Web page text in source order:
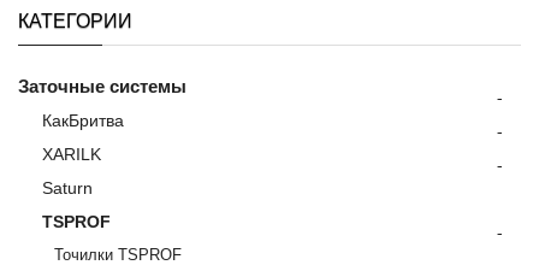
КАТЕГОРИИ
Заточные системы -
КакБритва -
XARILK -
Saturn
TSPROF
-
Точилки TSPROF